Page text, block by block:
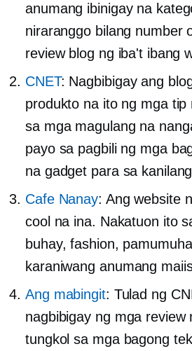
anumang ibinigay na
niraranggo bilang number
review blog ng iba't ibang
CNET: Nagbibigay ang
produkto na ito ng mga tip
sa mga magulang na
payo sa pagbili ng mga
na gadget para sa
Cafe Nanay: Ang website
cool na ina. Nakatuon ito
buhay, fashion,
karaniwang anumang
Ang mabingit: Tulad ng
nagbibigay ng mga review
tungkol sa mga bagong